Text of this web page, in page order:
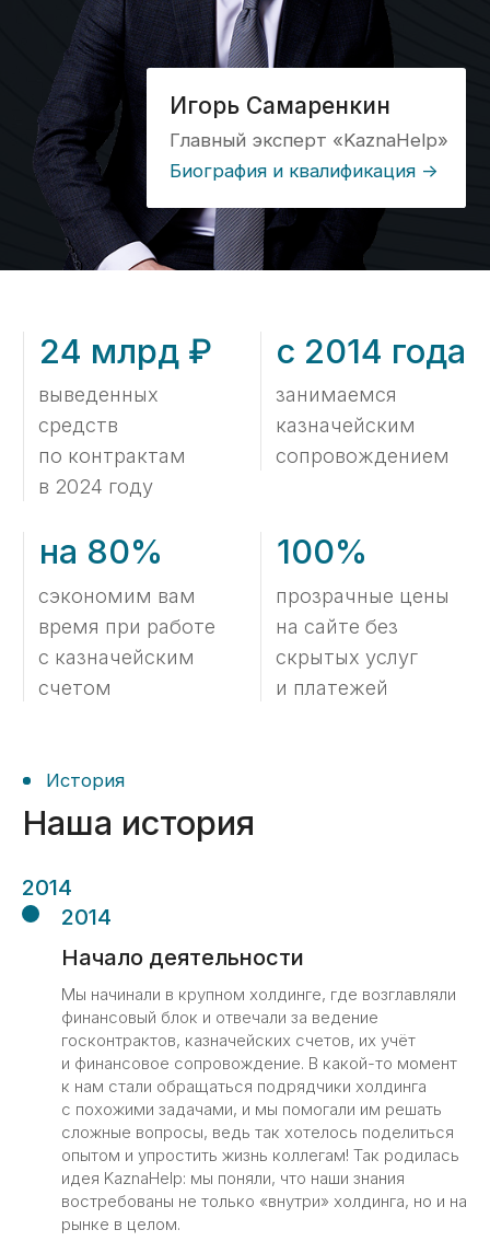
по контрактам
в 2024 году
сопровождением
сэкономим вам
время при работе
с казначейским
счетом
на 80%
прозрачные цены
на сайте без
и платежей
Наша история
История
2014
2014
Начало деятельности
Мы начинали в крупном холдинге, где возглавляли
финансовый блок и отвечали за ведение
госконтрактов, казначейских счетов, их учёт
и финансовое сопровождение. В какой-то момент
к нам стали обращаться подрядчики холдинга
с похожими задачами, и мы помогали им решать
сложные вопросы, ведь так хотелось поделиться
опытом и упростить жизнь коллегам! Так родилась
идея KaznaHelp: мы поняли, что наши знания
востребованы не только «внутри» холдинга, но и на
рынке в целом.